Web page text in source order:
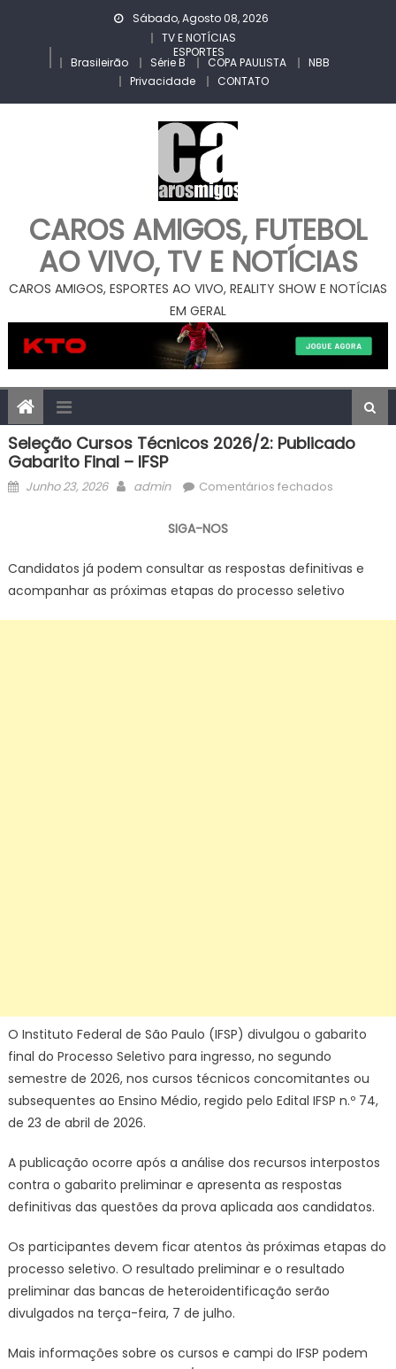
Sábado, Agosto 08, 2026
TV E NOTÍCIAS
ESPORTES
Brasileirão Série B COPA PAULISTA
NBB
Privacidade
CONTATO
CAROS AMIGOS, FUTEBOL
AO VIVO, TV E NOTÍCIAS
CAROS AMIGOS, ESPORTES AO VIVO, REALITY SHOW E NOTÍCIAS
EM GERAL
Seleção Cursos Técnicos 2026/2: Publicado
Gabarito Final – IFSP
Posted
Junho 23, 2026 Author
admin Comentários fechadosem
2026/2:
publicado
SIGA-NOS
Candidatos já podem consultar as respostas definitivas e
acompanhar as próximas etapas do processo seletivo
O Instituto Federal de São Paulo (IFSP) divulgou o gabarito
final do Processo Seletivo para ingresso, no segundo
semestre de 2026, nos cursos técnicos concomitantes ou
subsequentes ao Ensino Médio, regido pelo Edital IFSP n.º 74,
de 23 de abril de 2026.
A publicação ocorre após a análise dos recursos interpostos
contra o gabarito preliminar e apresenta as respostas
definitivas das questões da prova aplicada aos candidatos.
Os participantes devem ficar atentos às próximas etapas do
processo seletivo. O resultado preliminar e o resultado
preliminar das bancas de heteroidentificação serão
divulgados na terça-feira, 7 de julho.
Mais informações sobre os cursos e campi do IFSP podem